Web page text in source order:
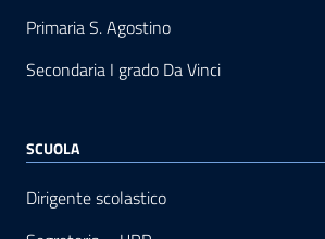
Primaria S. Agostino
Secondaria I grado Da Vinci
SCUOLA
Dirigente scolastico